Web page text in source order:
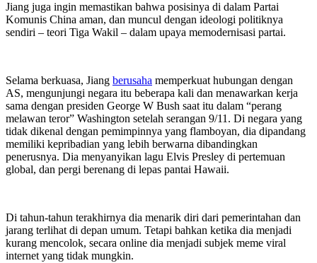
Jiang juga ingin memastikan bahwa posisinya di dalam Partai
Komunis China aman, dan muncul dengan ideologi politiknya
sendiri – teori Tiga Wakil – dalam upaya memodernisasi partai.
Selama berkuasa, Jiang berusaha memperkuat hubungan dengan
AS, mengunjungi negara itu beberapa kali dan menawarkan kerja
sama dengan presiden George W Bush saat itu dalam “perang
melawan teror” Washington setelah serangan 9/11. Di negara yang
tidak dikenal dengan pemimpinnya yang flamboyan, dia dipandang
memiliki kepribadian yang lebih berwarna dibandingkan
penerusnya. Dia menyanyikan lagu Elvis Presley di pertemuan
global, dan pergi berenang di lepas pantai Hawaii.
Di tahun-tahun terakhirnya dia menarik diri dari pemerintahan dan
jarang terlihat di depan umum. Tetapi bahkan ketika dia menjadi
kurang mencolok, secara online dia menjadi subjek meme viral
internet yang tidak mungkin.